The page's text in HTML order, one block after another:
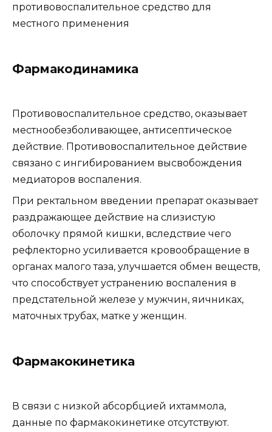
противовоспалительное средство для
местного применения
Фармакодинамика
Противовоспалительное средство, оказывает
местнообезболивающее, антисептическое
действие. Противовоспалительное действие
связано с ингибированием высвобождения
медиаторов воспаления.
При ректальном введении препарат оказывает
раздражающее действие на слизистую
оболочку прямой кишки, вследствие чего
рефлекторно усиливается кровообращение в
органах малого таза, улучшается обмен веществ,
что способствует устранению воспаления в
предстательной железе у мужчин, яичниках,
маточных трубах, матке у женщин.
Фармакокинетика
В связи с низкой абсорбцией ихтаммола,
данные по фармакокинетике отсутствуют.